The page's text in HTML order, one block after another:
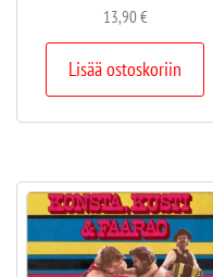
13,90€
Lisää ostoskoriin